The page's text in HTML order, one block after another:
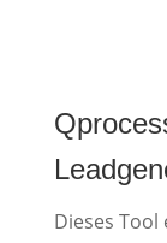
Dieses